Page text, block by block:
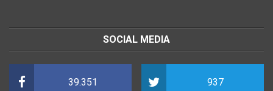
SOCIAL MEDIA
39.351 937